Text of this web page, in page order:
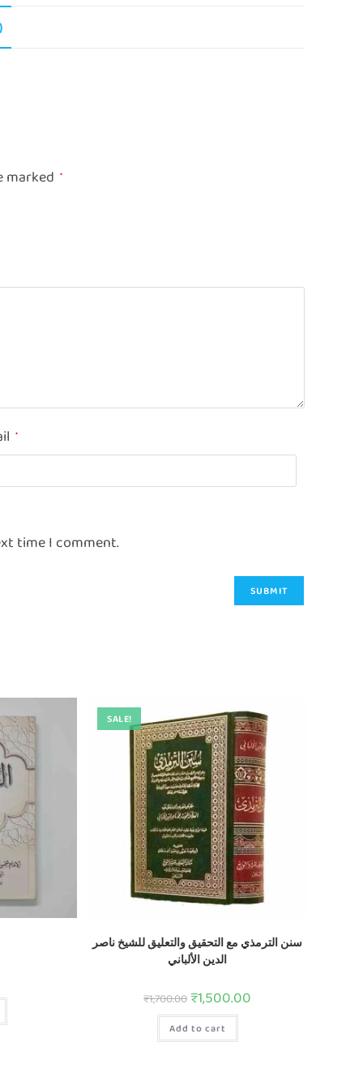
marked *
*
time I comment.
SALE!
سنن الترمذي مع التحقيق والتعليق للشيخ ناصر
الدين الألباني
₹1,700.00 ₹1,500.00
Add to cart